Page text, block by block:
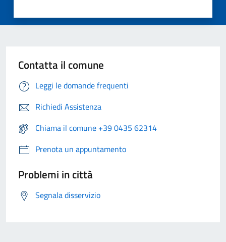
Contatta il comune
Leggi le domande frequenti
Richiedi Assistenza
Chiama il comune +39 0435 62314
Prenota un appuntamento
Problemi in città
Segnala disservizio